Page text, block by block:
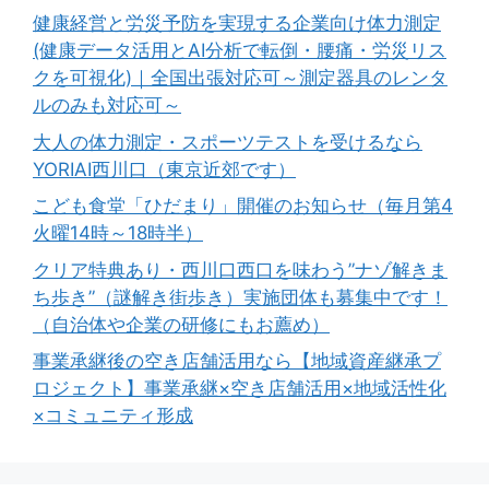
健康経営と労災予防を実現する企業向け体力測定
(健康データ活用とAI分析で転倒・腰痛・労災リス
クを可視化)｜全国出張対応可～測定器具のレンタ
ルのみも対応可～
大人の体力測定・スポーツテストを受けるなら
YORIAI西川口（東京近郊です）
こども食堂「ひだまり」開催のお知らせ（毎月第4
火曜14時～18時半）
クリア特典あり・西川口西口を味わう”ナゾ解きま
ち歩き”（謎解き街歩き）実施団体も募集中です！
（自治体や企業の研修にもお薦め）
事業承継後の空き店舗活用なら【地域資産継承プ
ロジェクト】事業承継×空き店舗活用×地域活性化
×コミュニティ形成